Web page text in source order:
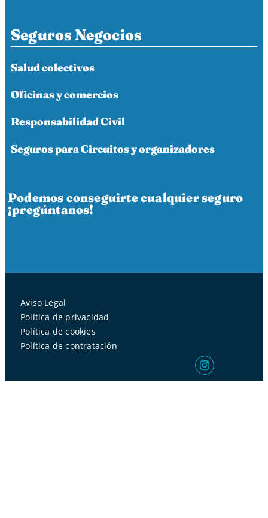
Seguros Negocios
Salud colectivos
Oficinas y comercios
Responsabilidad Civil
Seguros para Circuitos y organizadores
Podemos conseguirte cualquier seguro
¡pregúntanos!
Aviso Legal
Política de privacidad
Política de cookies
Política de contratación